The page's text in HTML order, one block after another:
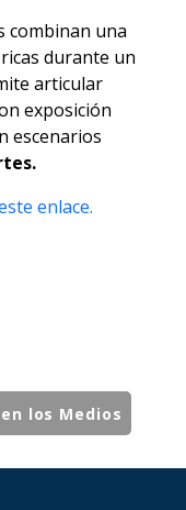
combinan una
durante un
articular
exposición
escenarios
enlace.
en los Medios